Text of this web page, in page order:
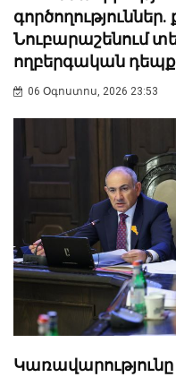
Նուբարաշենում
ողբերգական
06 Օգոստոս, 2026 23:53